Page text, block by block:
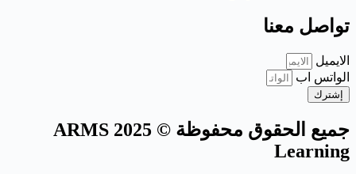
تواصل معنا
الايميل
الواتس اب
إشترك
جميع الحقوق محفوظة © 2025 ARMS
Learning